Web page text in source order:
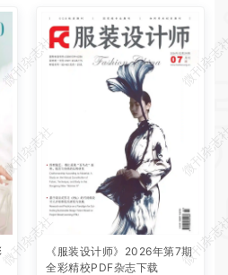
《服装设计师》2026年第7期
全彩精校PDF杂志下载
微刊杂志社
微刊杂
微刊杂志社
微刊杂
微刊杂志社
微刊杂